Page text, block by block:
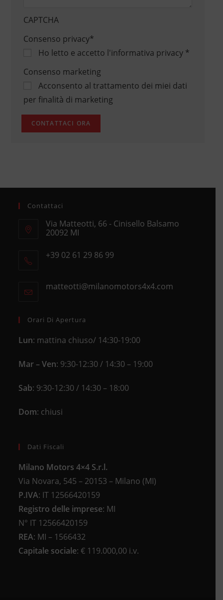
CAPTCHA
Consenso privacy*
Ho letto e accetto l'informativa privacy*
Consenso marketing
Acconsento al trattamento dei miei dati
per finalità di marketing
Contattaci
Via Matteotti, 66 - Cinisello Balsamo
20092 MI
in
+39 02 61 29 86 99
your
matteotti@milanomotors4x4.comOpens
Orari Di Apertura
Lun: mattina chiuso/ 14:30-19:00
Mar – Ven: 9:30-12:30 / 14:30 – 19:00
Sab: 9:30-12:30 / 14:30 – 18:00
Dom: chiusi
Dati Fiscali
Milano Motors 4×4 S.r.l.
Via Novara, 545 – 20153 – Milano (MI)
P.IVA: IT 12566420159
Registro delle imprese: MI
N° IT 12566420159
REA: MI – 1566432
Capitale sociale: € 119.000,00 i.v.